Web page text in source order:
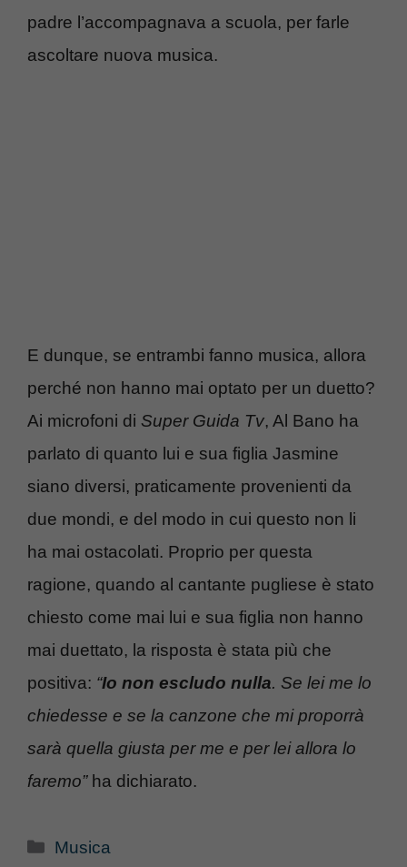
padre l’accompagnava a scuola, per farle
ascoltare nuova musica.
E dunque, se entrambi fanno musica, allora
perché non hanno mai optato per un duetto?
Ai microfoni di Super Guida Tv, Al Bano ha
parlato di quanto lui e sua figlia Jasmine
siano diversi, praticamente provenienti da
due mondi, e del modo in cui questo non li
ha mai ostacolati. Proprio per questa
ragione, quando al cantante pugliese è stato
chiesto come mai lui e sua figlia non hanno
mai duettato, la risposta è stata più che
positiva: “Io non escludo nulla. Se lei me lo
chiedesse e se la canzone che mi proporrà
sarà quella giusta per me e per lei allora lo
faremo” ha dichiarato.
Categorie
Musica